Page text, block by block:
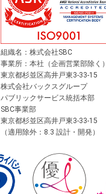
組織名：株式会社SBC
事業所：本社（企画営業部除く）
東京都杉並区高井戸東3-33-15
株式会社バックスグループ
パブリックサービス統括本部
SBC事業部
東京都杉並区高井戸東3-33-15
（適用除外：8.3 設計・開発）